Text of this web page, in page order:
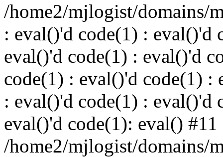
/home2/mjlogist/domains/
: eval()'d code(1) : eval()'d
eval()'d code(1) : eval()'d
code(1) : eval()'d code(1) :
: eval()'d code(1) : eval()'d
eval()'d code(1): eval() #11
/home2/mjlogist/domains/